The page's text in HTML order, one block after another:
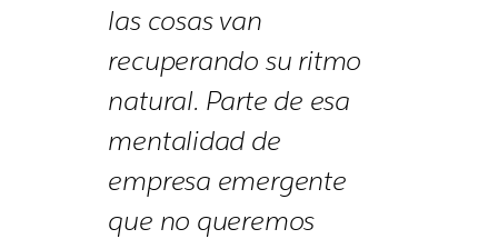
las cosas van
recuperando su ritmo
natural. Parte de esa
mentalidad de
empresa emergente
que no queremos